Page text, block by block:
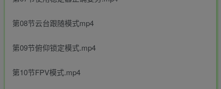
第08节云台跟随模式mp4
第09节俯仰锁定模式.mp4
第10节FPV模式.mp4